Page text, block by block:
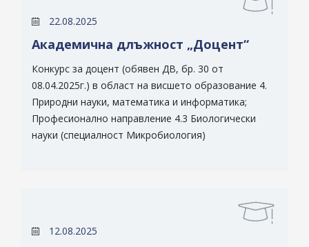
22.08.2025
Академична длъжност „Доцент“
Конкурс за доцент (обявен ДВ, бр. 30 от
08.04.2025г.) в област на висшето образование 4.
Природни науки, математика и информатика;
Професионално направление 4.3 Биологически
науки (специалност Микробиология)
12.08.2025